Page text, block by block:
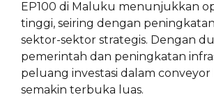
EP100 di Maluku menunjukkan
tinggi, seiring dengan
sektor-sektor strategis. Dengan
pemerintah dan peningkatan
peluang investasi dalam conveyor
semakin terbuka luas.